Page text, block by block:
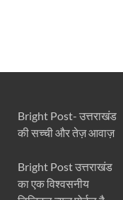
Bright Post- उत्तराखंड
की सच्ची और तेज़ आवाज़
Bright Post उत्तराखंड
का एक विश्वसनीय